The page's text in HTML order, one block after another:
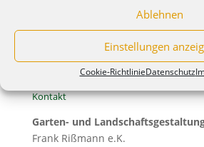
Ablehnen
Einstellungen
Cookie-RichtlinieDatenschutz
Kontakt
Garten- und
Frank Rißmann e.K.